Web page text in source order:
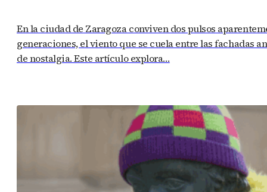
En la ciudad de Zaragoza conviven dos pulsos
generaciones, el viento que se cuela entre las fachadas
de nostalgia. Este artículo explora…